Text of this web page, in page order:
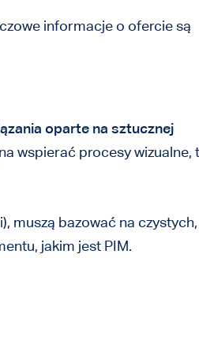
informacje o ofercie są
oparte na sztucznej
wspierać procesy wizualne,
muszą bazować na czystych,
jakim jest PIM.